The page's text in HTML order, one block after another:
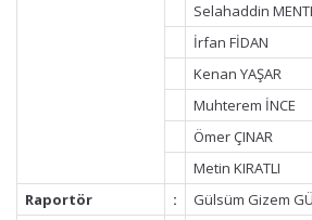
Selahaddin
İrfan FİDAN
Kenan YAŞAR
Muhterem İNCE
Ömer ÇINAR
Metin KIRATLI
Raportör
:
Gülsüm Gizem